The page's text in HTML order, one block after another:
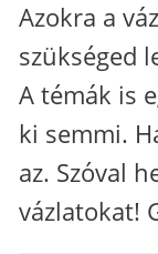
Azokra a
szükséged
A témák is
ki semmi.
az. Szóval
vázlatokat!